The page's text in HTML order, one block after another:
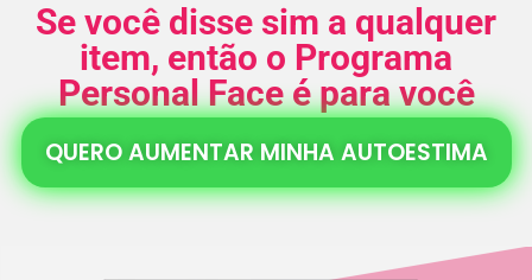
Se você disse sim a qualquer
item, então o Programa
Personal Face é para você
QUERO AUMENTAR MINHA AUTOESTIMA